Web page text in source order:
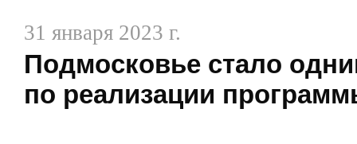
31 января 2023 г.
Подмосковье стало
по реализации